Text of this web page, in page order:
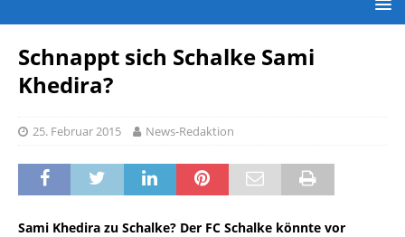
Schnappt sich Schalke Sami
Khedira?
25. Februar 2015 News-Redaktion
Sami Khedira zu Schalke? Der FC Schalke könnte vor